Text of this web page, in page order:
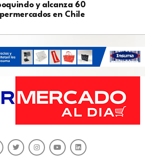
y alcanza 60
en Chile